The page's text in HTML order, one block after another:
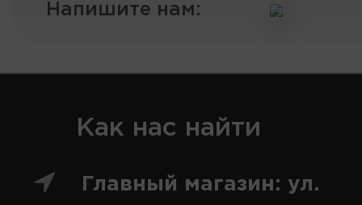
Напишите нам:
Как нас найти
Главный магазин: ул.